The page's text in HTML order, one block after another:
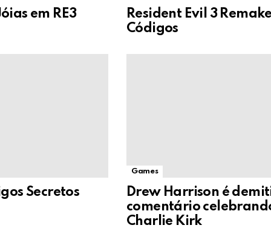
em RE3
Resident Evil 3
Códigos
Secretos
Games
Drew Harrison é
comentário
Charlie Kirk